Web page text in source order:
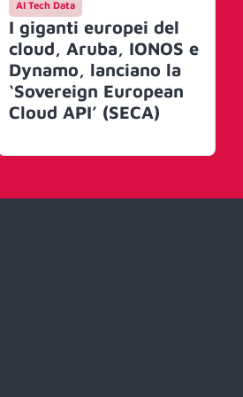
AI Tech Data
I giganti europei del
cloud, Aruba, IONOS e
Dynamo, lanciano la
‘Sovereign European
Cloud API’ (SECA)